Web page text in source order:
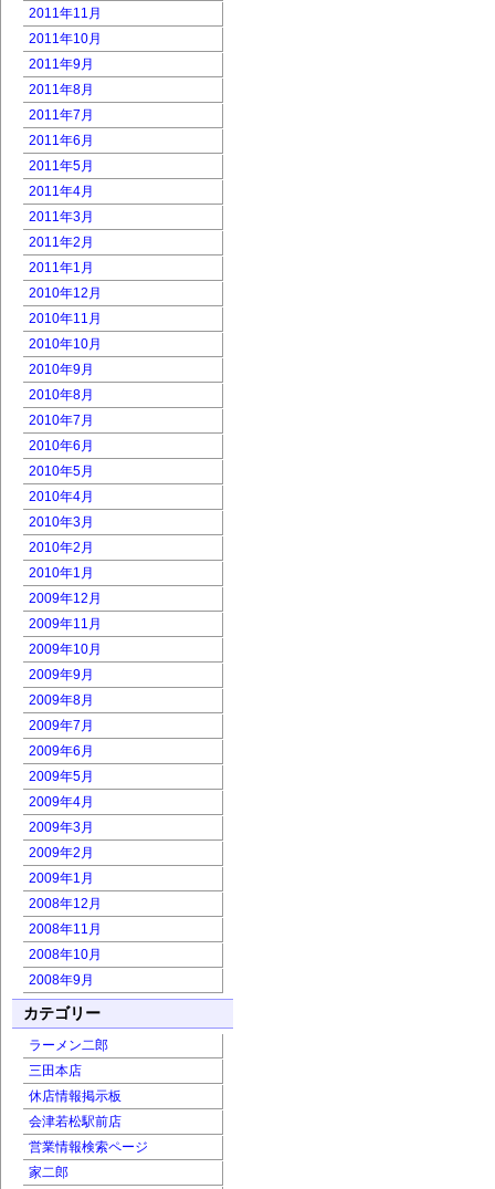
2011年11月
2011年10月
2011年9月
2011年8月
2011年7月
2011年6月
2011年5月
2011年4月
2011年3月
2011年2月
2011年1月
2010年12月
2010年11月
2010年10月
2010年9月
2010年8月
2010年7月
2010年6月
2010年5月
2010年4月
2010年3月
2010年2月
2010年1月
2009年12月
2009年11月
2009年10月
2009年9月
2009年8月
2009年7月
2009年6月
2009年5月
2009年4月
2009年3月
2009年2月
2009年1月
2008年12月
2008年11月
2008年10月
2008年9月
カテゴリー
ラーメン二郎
三田本店
休店情報掲示板
会津若松駅前店
営業情報検索ページ
家二郎